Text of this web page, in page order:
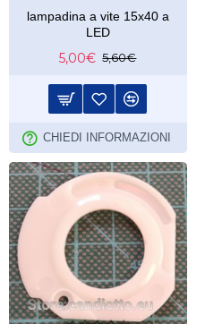
lampadina a vite 15x40 a
LED
5,00€ 5,60€
CHIEDI INFORMAZIONI